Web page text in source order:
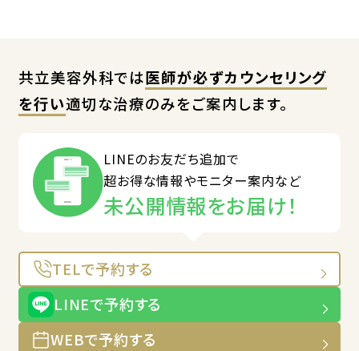
共立美容外科では医師が必ずカウンセリング
を行い適切な治療のみをご案内します。
LINEのお友だち追加で
超お得な情報やモニター案内など
未公開情報をお届け！
TELで予約する
LINEで予約する
WEBで予約する